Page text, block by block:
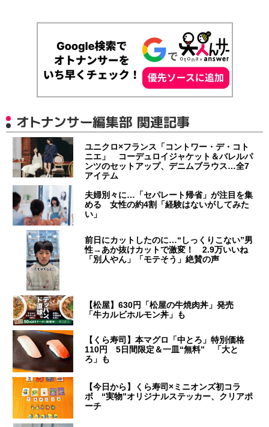
オトナンサー編集部 関連記事
ユニクロ×フランス「コントワー・デ・コト
ニエ」 コーデュロイジャケット＆バレルパ
ンツのセットアップ、デニムブラウス…全7
アイテム
夫婦別々に…「セパレート帰省」が注目を集
める 女性の約4割「経験はないがしてみた
い」
前日にカットしたのに…“しっくりこない”男
性→あか抜けカットで激変！ 2.9万いいね
「別人やん」「モテそう」絶賛の声
【松屋】630円「松屋の牛焼肉丼」発売
「牛カルビホルモン丼」も
【くら寿司】本マグロ「中とろ」特別価格
110円 5日間限定＆一皿“無料” 「大と
ろ」も
【今日から】くら寿司×ミニオンズ初コラ
ボ “実物”オリジナルステッカー、クリアポ
ーチ